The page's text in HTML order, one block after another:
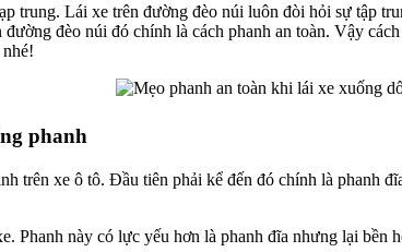
trung. Lái xe trên đường đèo núi luôn đòi hỏi sự tập
đèo núi đó chính là cách phanh an toàn. Vậy
phanh
trên xe ô tô. Đầu tiên phải kể đến đó chính là phanh
Phanh này có lực yếu hơn là phanh đĩa nhưng lại bền